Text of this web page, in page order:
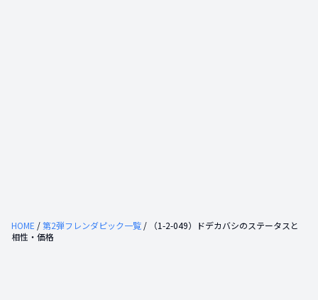
HOME /第2弾フレンダピック一覧 / （1-2-049） ドデカバシのステータスと
相性・価格